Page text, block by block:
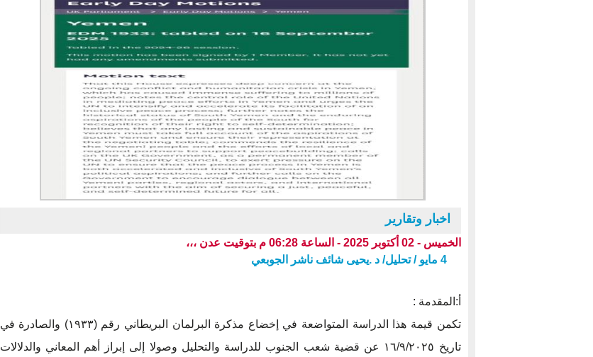
اخبار وتقارير
الخميس - 02 أكتوبر 2025 - الساعة 06:28 م بتوقيت عدن ،،،
4 مايو / تحليل/ د .يحيى شائف ناشر الجوبعي
أ:المقدمة :
تكمن قيمة هذا الدراسة المتواضعة في إخضاع مذكرة البرلمان البريطاني رقم (١٩٣٣) والصادرة في
تاريخ ١٦/٩/٢٠٢٥ عن قضية شعب الجنوب للدراسة والتحليل وصولا إلى إبراز أهم المعاني والدلالات